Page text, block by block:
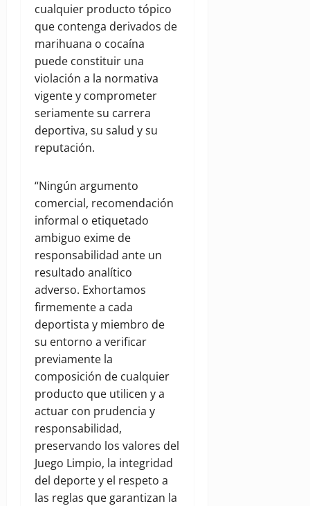
cualquier producto tópico
que contenga derivados de
marihuana o cocaína
puede constituir una
violación a la normativa
vigente y comprometer
seriamente su carrera
deportiva, su salud y su
reputación.
“Ningún argumento
comercial, recomendación
informal o etiquetado
ambiguo exime de
responsabilidad ante un
resultado analítico
adverso. Exhortamos
firmemente a cada
deportista y miembro de
su entorno a verificar
previamente la
composición de cualquier
producto que utilicen y a
actuar con prudencia y
responsabilidad,
preservando los valores del
Juego Limpio, la integridad
del deporte y el respeto a
las reglas que garantizan la